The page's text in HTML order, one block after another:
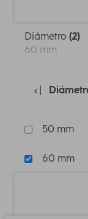
Diámetro (2)
60 mm
50 mm
60 mm